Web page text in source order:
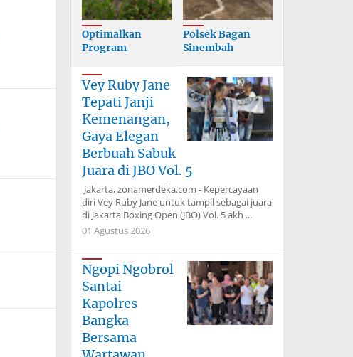
Optimalkan
Program
Bagan Sinembah
Monitoring
Tanaman Jagung
Polsek Bagan
Sinembah
Jera, 6 Ranmor
Terjaring Razia
Balap Liar
Vey Ruby Jane
Tepati Janji
Kemenangan,
Gaya Elegan
Berbuah Sabuk
Juara di JBO Vol. 5
Jakarta, zonamerdeka.com - Kepercayaan
diri Vey Ruby Jane untuk tampil sebagai juara
di Jakarta Boxing Open (JBO) Vol. 5 akh ...
01 Agustus 2026
Ngopi Ngobrol
Santai
Kapolres
Bangka
Bersama